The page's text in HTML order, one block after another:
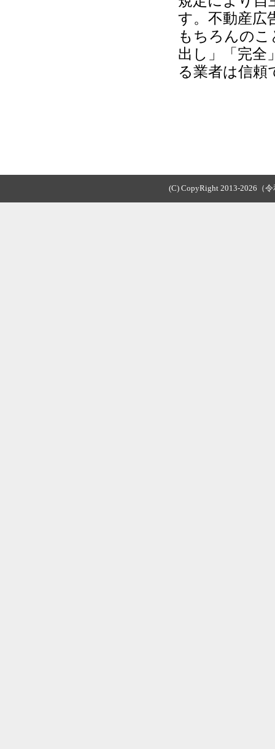
す。不動産広
もちろんの
出し」「完全
る業者は信頼
(C) CopyRight 2013-2026（